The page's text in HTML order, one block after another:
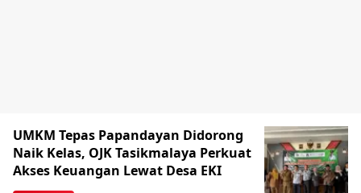
UMKM Tepas Papandayan Didorong
Naik Kelas, OJK Tasikmalaya Perkuat
Akses Keuangan Lewat Desa EKI